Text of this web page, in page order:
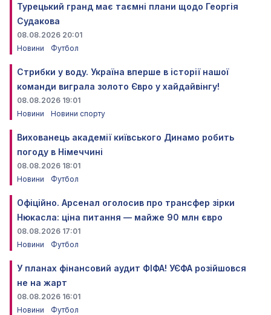
Турецький гранд має таємні плани щодо Георгія
Судакова
08.08.2026 20:01
Новини
Футбол
Стрибки у воду. Україна вперше в історії нашої
команди виграла золото Євро у хайдайвінгу!
08.08.2026 19:01
Новини
Новини спорту
Вихованець академії київського Динамо робить
погоду в Німеччині
08.08.2026 18:01
Новини
Футбол
Офіційно. Арсенал оголосив про трансфер зірки
Нюкасла: ціна питання — майже 90 млн євро
08.08.2026 17:01
Новини
Футбол
У планах фінансовий аудит ФІФА! УЄФА розійшовся
не на жарт
08.08.2026 16:01
Новини
Футбол